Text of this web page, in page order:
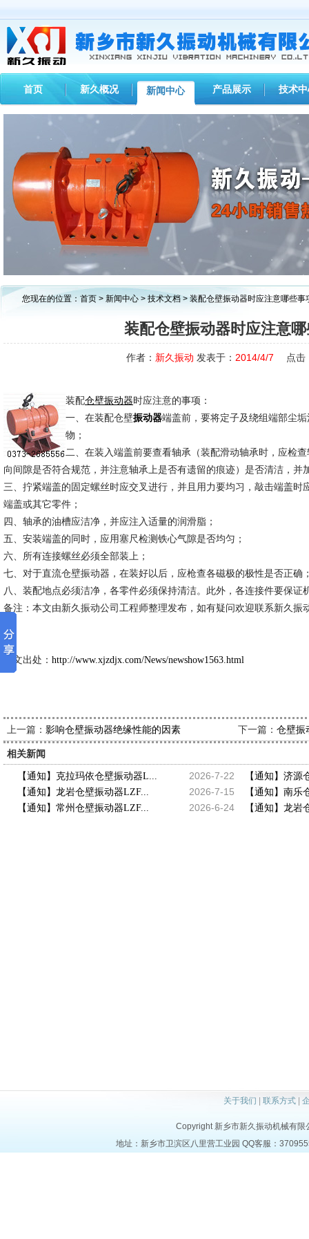
首页 新久概况 新闻中心 产品展示 技术
1 2
您现在的位置： 首页 > 新闻中心 > 技术文档 > 装配仓壁振动器时应注意哪些事
装配仓壁振动器时应注意
作者： 新久振动 发表于： 2014/4/7 点击
装配仓壁振动器时应注意的事项：
一、在装配仓壁振动器端盖前，要将定子及绕组端部尘
物；
二、在装入端盖前要查看轴承（装配滑动轴承时，应检
向间隙是否符合规范，并注意轴承上是否有遗留的痕迹）是否清洁，并
三、拧紧端盖的固定螺丝时应交叉进行，并且用力要均习，敲击端盖时
端盖或其它零件；
四、轴承的油槽应洁净，并应注入适量的润滑脂；
五、安装端盖的同时，应用塞尺检测铁心气隙是否均匀；
六、所有连接螺丝必须全部装上；
七、对于直流仓壁振动器，在装好以后，应枪查各磁极的极性是否正确
八、装配地点必须洁净，各零件必须保持清洁。此外，各连接件要保证
备注：本文由新久振动公司工程师整理发布，如有疑问欢迎联系新久振
本文出处： http://www.xjzdjx.com/News/newshow1563.html
上一篇： 影响仓壁振动器绝缘性能的因素 下一篇： 仓壁振
相关新闻
2026-7-22
【通知】克拉玛依仓壁振动器L... 【通知】济源
2026-7-15
【通知】龙岩仓壁振动器LZF... 【通知】南乐
2026-6-24
【通知】常州仓壁振动器LZF... 【通知】龙岩
关于我们 | 联系方式|
Copyright 新乡市新久振动机械有
地址：新乡市卫滨区八里营工业园 QQ客服：